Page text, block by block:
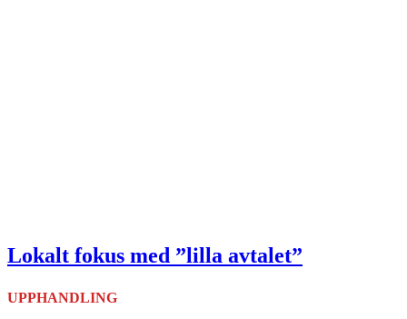
Lokalt fokus med ”lilla avtalet”
UPPHANDLING